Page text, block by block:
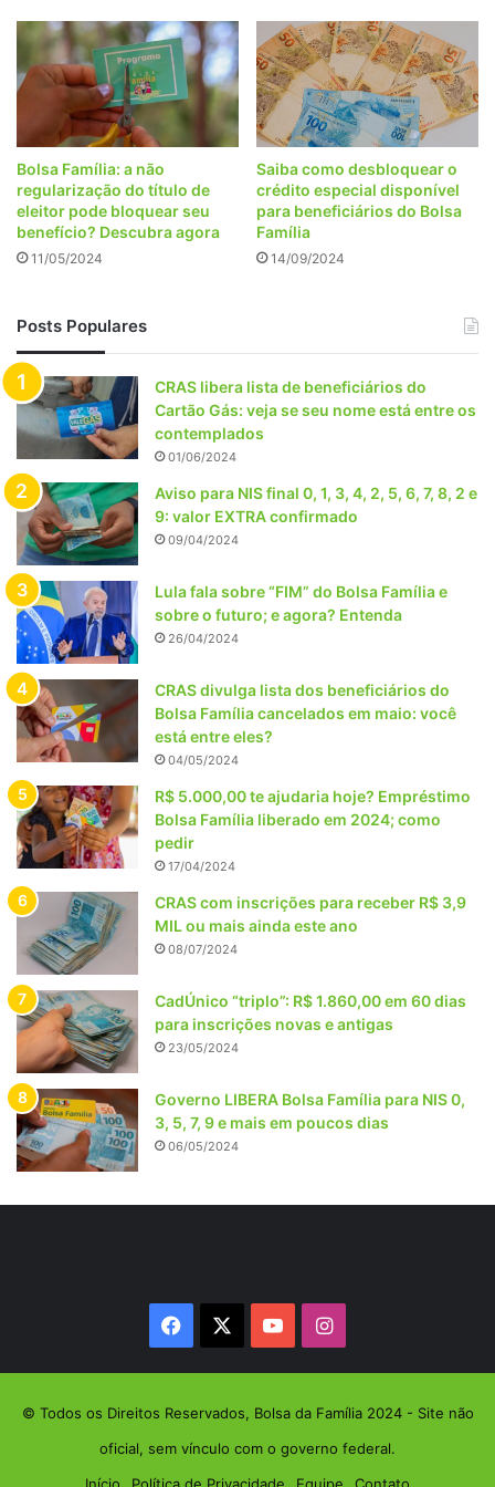
Bolsa Família: a não
regularização do título de
eleitor pode bloquear seu
benefício? Descubra agora
11/05/2024
Saiba como desbloquear o
crédito especial disponível
para beneficiários do Bolsa
Família
14/09/2024
Posts Populares
CRAS libera lista de beneficiários do
Cartão Gás: veja se seu nome está entre os
contemplados
01/06/2024
Aviso para NIS final 0, 1, 3, 4, 2, 5, 6, 7, 8, 2 e
9: valor EXTRA confirmado
09/04/2024
Lula fala sobre “FIM” do Bolsa Família e
sobre o futuro; e agora? Entenda
26/04/2024
CRAS divulga lista dos beneficiários do
Bolsa Família cancelados em maio: você
está entre eles?
04/05/2024
R$ 5.000,00 te ajudaria hoje? Empréstimo
Bolsa Família liberado em 2024; como
pedir
17/04/2024
CRAS com inscrições para receber R$ 3,9
MIL ou mais ainda este ano
08/07/2024
CadÚnico “triplo”: R$ 1.860,00 em 60 dias
para inscrições novas e antigas
23/05/2024
Governo LIBERA Bolsa Família para NIS 0,
3, 5, 7, 9 e mais em poucos dias
06/05/2024
Facebook YouTubeInstagram
© Todos os Direitos Reservados, Bolsa da Família 2024 - Site não
oficial, sem vínculo com o governo federal.